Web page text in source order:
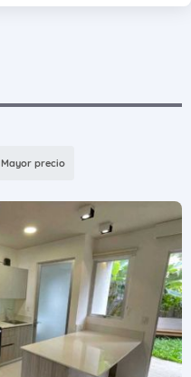
Mayor precio